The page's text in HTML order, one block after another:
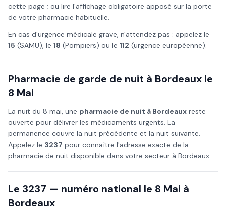
cette page ; ou lire l'affichage obligatoire apposé sur la porte
de votre pharmacie habituelle.
En cas d'urgence médicale grave, n'attendez pas : appelez le
15 (SAMU), le 18 (Pompiers) ou le 112 (urgence européenne).
Pharmacie de garde de nuit à Bordeaux le
8 Mai
La nuit du 8 mai, une pharmacie de nuit à Bordeaux reste
ouverte pour délivrer les médicaments urgents. La
permanence couvre la nuit précédente et la nuit suivante.
Appelez le 3237 pour connaître l'adresse exacte de la
pharmacie de nuit disponible dans votre secteur à Bordeaux.
Le 3237 — numéro national le 8 Mai à
Bordeaux